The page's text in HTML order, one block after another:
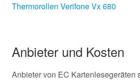
Thermorollen Verifone Vx 680
Anbieter und Kosten
Anbieter von EC Kartenlesegeräten